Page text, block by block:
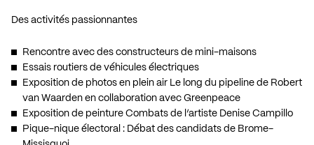
Des activités passionnantes
Rencontre avec des constructeurs de mini-maisons
Essais routiers de véhicules électriques
Exposition de photos en plein air Le long du pipeline de Robert
van Waarden en collaboration avec Greenpeace
Exposition de peinture Combats de l’artiste Denise Campillo
Pique-nique électoral : Débat des candidats de Brome-